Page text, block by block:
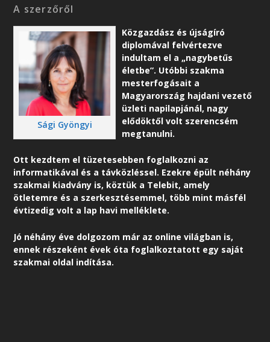
A szerzőről
Sági Gyöngyi
Közgazdász és újságíró
diplomával felvértezve
indultam el a „nagybetűs
életbe”. Utóbbi szakma
mesterfogásait a
Magyarország hajdani vezető
üzleti napilapjánál, nagy
elődöktől volt szerencsém
megtanulni.
Ott kezdtem el tüzetesebben foglalkozni az
informatikával és a távközléssel. Ezekre épült néhány
szakmai kiadvány is, köztük a Telebit, amely
ötletemre és a szerkesztésemmel, több mint másfél
évtizedig volt a lap havi melléklete.
Jó néhány éve dolgozom már az online világban is,
ennek részeként évek óta foglalkoztatott egy saját
szakmai oldal indítása.